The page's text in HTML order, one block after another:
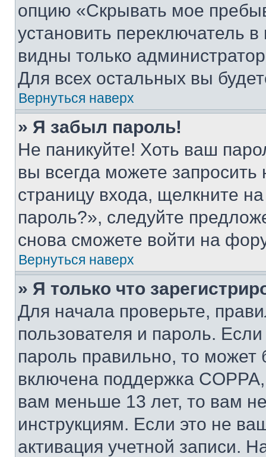
опцию «Скрывать мое
установить переключатель
видны только
Для всех остальных вы
Вернуться наверх
» Я забыл пароль!
Не паникуйте! Хоть ваш
вы всегда можете
страницу входа, щелкните
пароль?», следуйте
снова сможете войти на
Вернуться наверх
» Я только что
Для начала проверьте,
пользователя и пароль.
пароль правильно, то может
включена поддержка
вам меньше 13 лет, то вам
инструкциям. Если это не
активация учетной записи.